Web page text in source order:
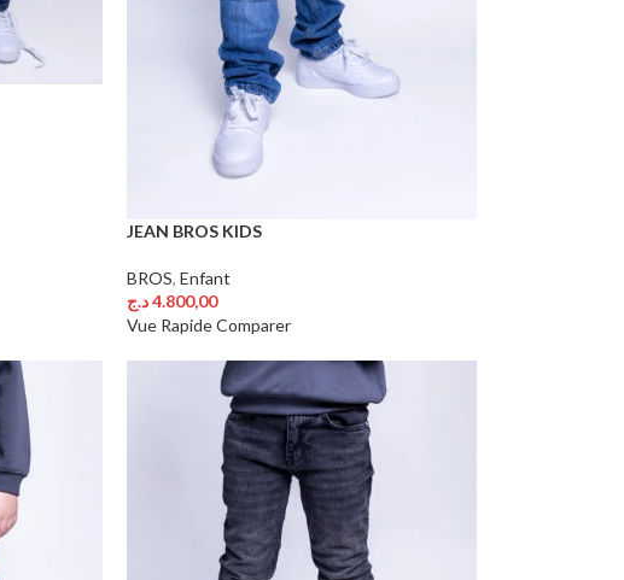
JEAN BROS KIDS
BROS,Enfant
4.800,00د.ج
Choix Des Options
Vue RapideComparer